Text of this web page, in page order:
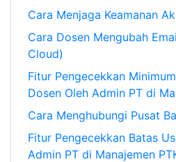
Cara Menjaga Keamanan
Cara Dosen Mengubah
Cloud)
Fitur Pengecekkan
Dosen Oleh Admin PT di
Cara Menghubungi Pusat
Fitur Pengecekkan Batas
Admin PT di Manajemen